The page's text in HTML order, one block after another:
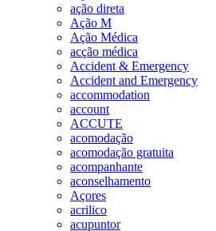
ação direta
Ação M
Ação Médica
acção médica
Accident & Emergency
Accident and Emergency
accommodation
account
ACCUTE
acomodação
acomodação gratuita
acompanhante
aconselhamento
Açores
acrilico
acupuntor